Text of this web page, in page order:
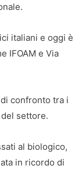
italiani e oggi è
IFOAM e Via
confronto tra i
settore.
al biologico,
in ricordo di